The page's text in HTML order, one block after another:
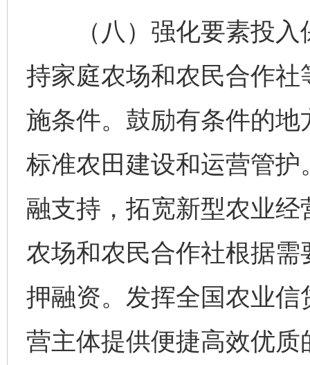
（八）强化要素投入
持家庭农场和农民合作
施条件。鼓励有条件的
标准农田建设和运营管
融支持，拓宽新型农业
农场和农民合作社根据
押融资。发挥全国农业
营主体提供便捷高效优质